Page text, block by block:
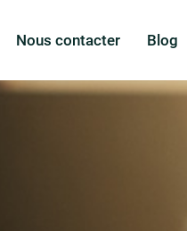
Nous contacter Blog